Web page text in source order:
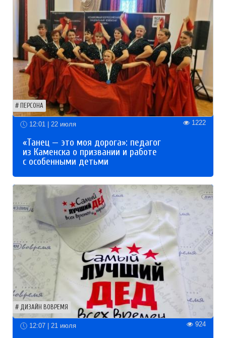
ПЕРСОНА
12:01 | 22 июля 1222
«Танец — это моя дорога»: педагог
из Каменска о призвании и работе
с особенными детьми
ДИЗАЙН ВОВРЕМЯ
12:07 | 21 июля 924